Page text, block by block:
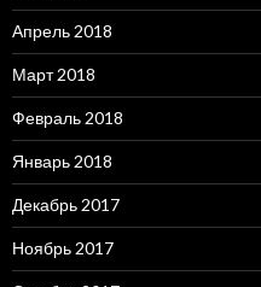
Апрель 2018
Март 2018
Февраль 2018
Январь 2018
Декабрь 2017
Ноябрь 2017